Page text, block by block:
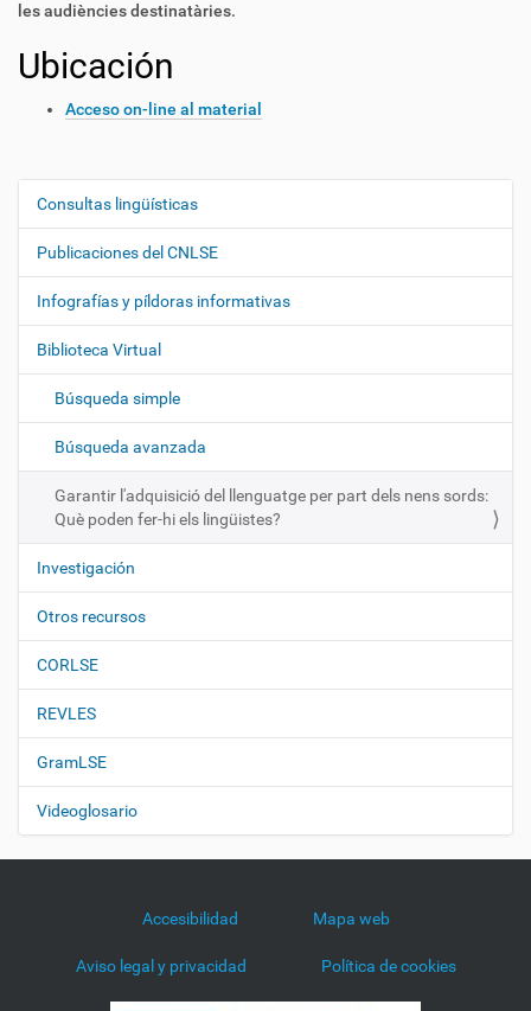
les audiències destinatàries.
Ubicación
Acceso on-line al material
N
e
g
a
i
n
Consultas lingüísticas
Publicaciones del CNLSE
Infografías y píldoras informativas
Biblioteca Virtual
Búsqueda simple
Búsqueda avanzada
Garantir l'adquisició del llenguatge per part dels nens sords:
Què poden fer-hi els lingüistes?
Investigación
Otros recursos
CORLSE
REVLES
GramLSE
Videoglosario
Accesibilidad Mapa web
Aviso legal y privacidad Política de cookies